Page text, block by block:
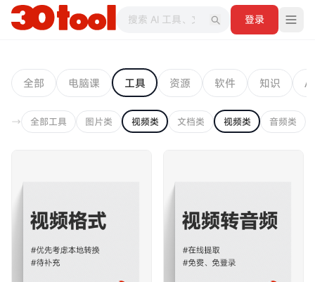
登录
全部 电脑课 工具 资源 软件 知识 AI
全部工具 图片类 视频类 文档类 视频类 音频类